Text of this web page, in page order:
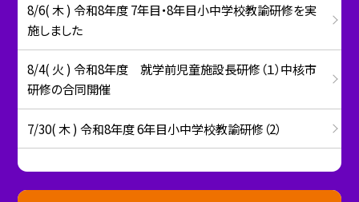
8/6( 木 ) 令和8年度 7年目・8年目小中学校教諭研修を実
施しました
8/4( 火 ) 令和8年度 就学前児童施設長研修（１）中核市
研修の合同開催
7/30( 木 ) 令和8年度 6年目小中学校教諭研修（2）